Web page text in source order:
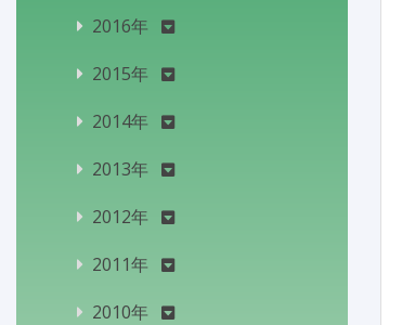
2016年
2015年
2014年
2013年
2012年
2011年
2010年